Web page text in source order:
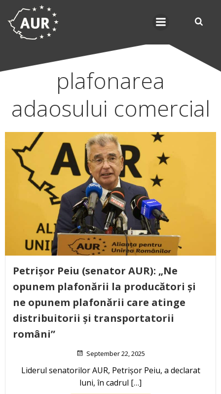
plafonarea
adaosului comercial
Petrișor Peiu (senator AUR): „Ne
opunem plafonării la producători și
ne opunem plafonării care atinge
distribuitorii și transportatorii
români”
September 22, 2025
Liderul senatorilor AUR, Petrișor Peiu, a declarat
luni, în cadrul […]